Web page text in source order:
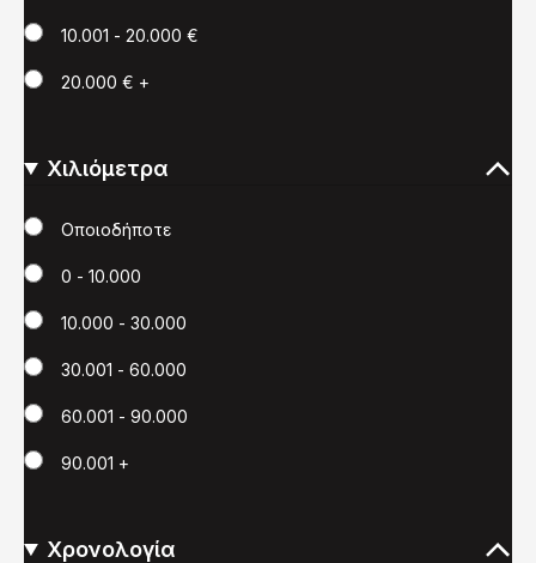
10.001 - 20.000 €
20.000 € +
Χιλιόμετρα
Χιλιόμετρα
Οποιοδήποτε
0 - 10.000
10.000 - 30.000
30.001 - 60.000
60.001 - 90.000
90.001 +
Χρονολογία